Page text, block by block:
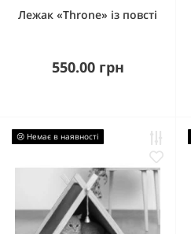
Лежак «Throne» із повсті
550.00 грн
😢 Немає в наявності